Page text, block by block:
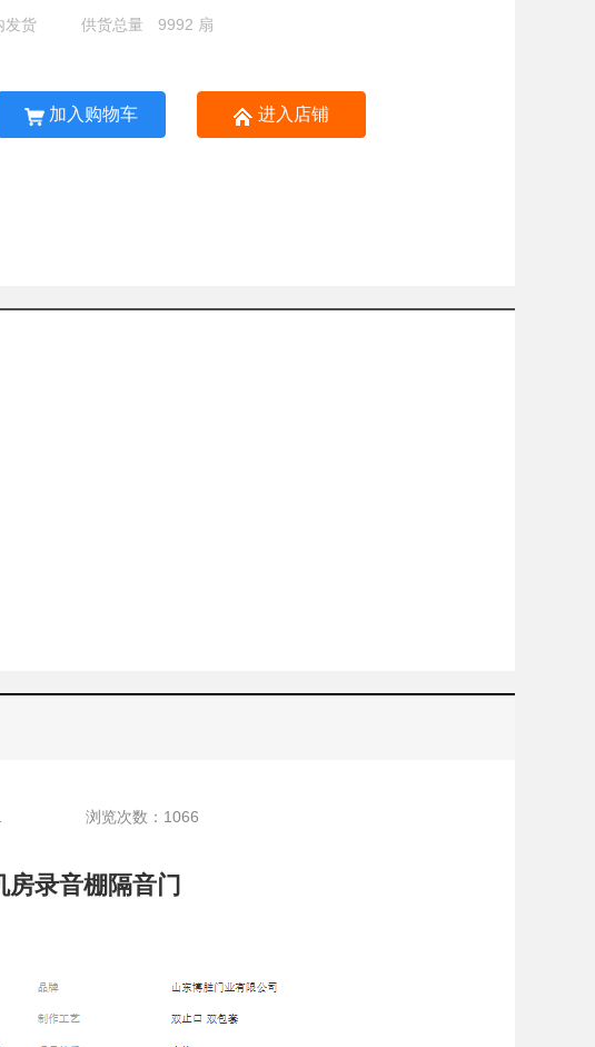
发货 供货总量 9992 扇
加入购物车 进入店铺
浏览次数： 1066
录音棚隔音门